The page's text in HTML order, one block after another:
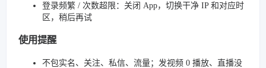
登录频繁 / 次数超限：关闭 App，切换干净 IP 和对应时
区，稍后再试
使用提醒
不包实名、关注、私信、流量；发视频 0 播放、直播没